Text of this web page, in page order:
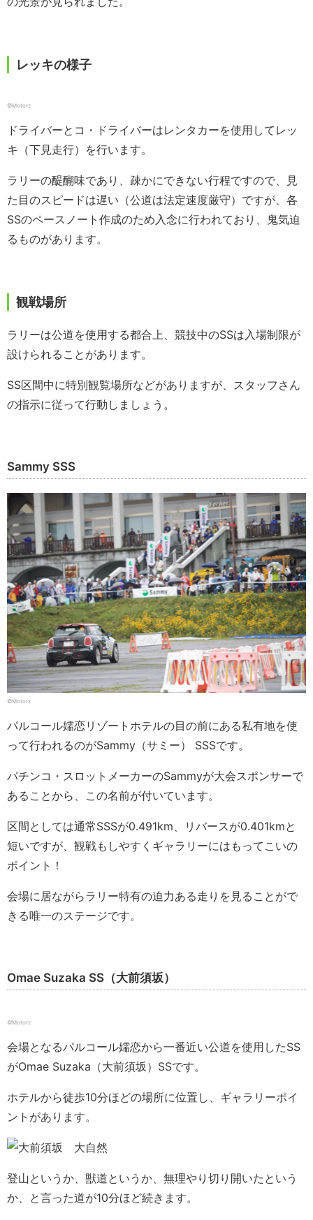
レッキの様子
©️Motorz
ドライバーとコ・ドライバーはレンタカーを使用してレッ
キ（下見走行）を行います。
ラリーの醍醐味であり、疎かにできない行程ですので、見
た目のスピードは遅い（公道は法定速度厳守）ですが、各
SSのペースノート作成のため入念に行われており、鬼気迫
るものがあります。
観戦場所
ラリーは公道を使用する都合上、競技中のSSは入場制限が
設けられることがあります。
SS区間中に特別観覧場所などがありますが、スタッフさん
の指示に従って行動しましょう。
Sammy SSS
©️Motorz
パルコール嬬恋リゾートホテルの目の前にある私有地を使
って行われるのがSammy（サミー） SSSです。
パチンコ・スロットメーカーのSammyが大会スポンサーで
あることから、この名前が付いています。
区間としては通常SSSが0.491km、リバースが0.401kmと
短いですが、観戦もしやすくギャラリーにはもってこいの
ポイント！
会場に居ながらラリー特有の迫力ある走りを見ることがで
きる唯一のステージです。
Omae Suzaka SS（大前須坂）
©️Motorz
会場となるパルコール嬬恋から一番近い公道を使用したSS
がOmae Suzaka（大前須坂）SSです。
ホテルから徒歩10分ほどの場所に位置し、ギャラリーポイ
ントがあります。
登山というか、獣道というか、無理やり切り開いたという
か、と言った道が10分ほど続きます。